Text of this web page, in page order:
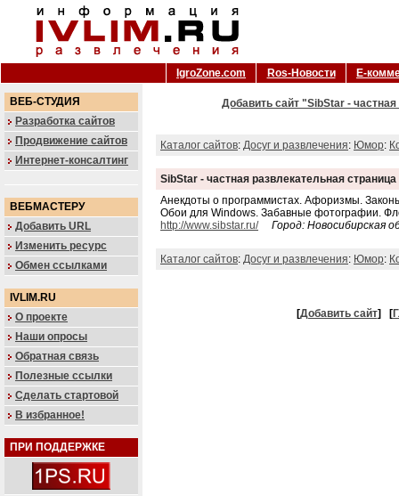
IgroZone.com Ros-Новости Е-
ВЕБ-СТУДИЯ
Разработка сайтов
Продвижение сайтов
Интернет-консалтинг
ВЕБМАСТЕРУ
Добавить URL
Изменить ресурс
Обмен ссылками
IVLIM.RU
О проекте
Наши опросы
Обратная связь
Полезные ссылки
Сделать стартовой
В избранное!
ПРИ ПОДДЕРЖКЕ
Добавить сайт "SibStar -
Каталог сайтов: Досуг и развлечения: Юмор:
SibStar - частная развлекательная страница
Анекдоты о программистах. Афоризмы.
Обои для Windows. Забавные фотографии.
http://www.sibstar.ru/
Город: Новосибирская
Каталог сайтов: Досуг и развлечения: Юмор:
[Добавить сайт] [